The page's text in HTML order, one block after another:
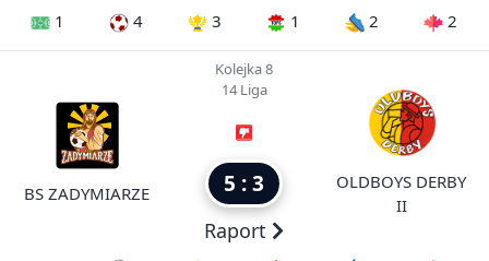
1 4 3 1 2 2
BS ZADYMIARZE
Kolejka 8
14 Liga
5 : 3
Raport
OLDBOYS DERBY
II